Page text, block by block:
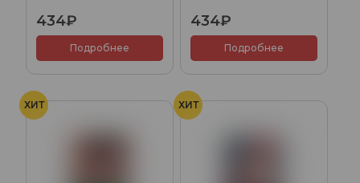
434₽
Подробнее
434₽
Подробнее
ХИТ ХИТ